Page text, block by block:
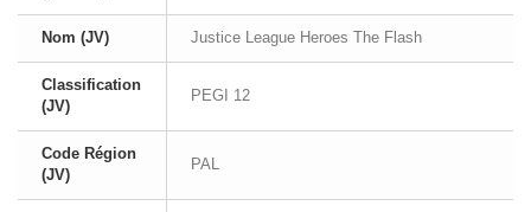
Nom (JV) Justice League Heroes The Flash
Classification
(JV)
PEGI 12
Code Région
(JV)
PAL